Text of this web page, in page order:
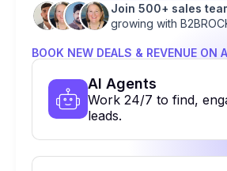
Join 500+ sales
growing with
BOOK NEW DEALS & REVENUE ON
Al Agents
Work 24/7 to find,
leads.